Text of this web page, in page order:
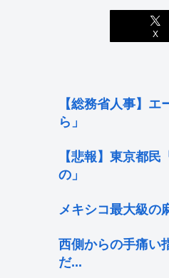
X
【総務省人事】
ら」
【悲報】東京都
の」
メキシコ最大級の
西側からの手痛い
だ...